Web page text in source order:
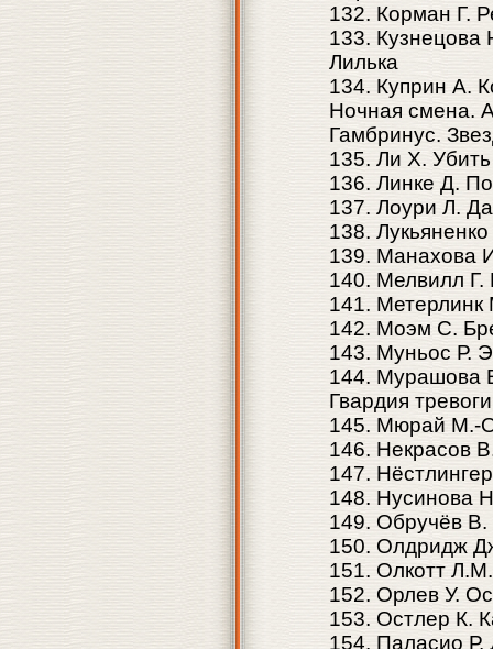
132. Корман Г.
133. Кузнецова
Лилька
134. Куприн А.
Ночная смена.
Гамбринус.
135. Ли Х.
136. Линке Д.
137. Лоури Л.
138.
139. Манахова
140. Мелвилл
141.
142. Моэм С.
143. Муньос Р.
144. Мурашова
Гвардия тревоги
145. Мюрай М.-
146. Некрасов
147.
148. Нусинова
149. Обручёв В.
150. Олдридж
151. Олкотт
152. Орлев У.
153. Остлер К.
154. Паласио Р.